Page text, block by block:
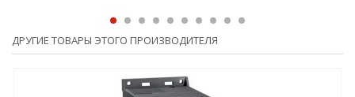
ДРУГИЕ ТОВАРЫ ЭТОГО ПРОИЗВОДИТЕЛЯ